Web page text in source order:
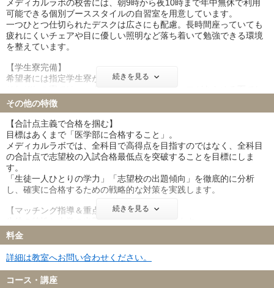
…講師と相談し、必要に応じて学習スケジュールを調整します。
また、志望校の変更が生じた場合はカリキュラムの修正を行いま
す。
④講義報告書作成
に保護者の方にお届けします。
…願書の書き方や大学への提出状況、スケジュールなどを随時確
認し、願書提出が完了するまでしっかりとサポート願書の書き方指
導、大学への提出完了までのフォロー
メディカルラボの校舎には、朝9時から夜10時まで年中無休で利用
可能できる個別ブーススタイルの自習室を用意しています。
一つひとつ仕切られたデスクは広さにも配慮。長時間座っていても
疲れにくいチェアや目に優しい照明など落ち着いて勉強できる環境
を整えています。
【学生寮完備】
希望者には指定学生寮が用意されています。
っかりとサポートします。
・朝夕2食付…栄養士が考えた手作りの食事を提供します
・設備充実…居室には必要な家具が揃っており、初日から快適な生
活をスタートすることができます。
また、ランドリーコーナー等の各種設備も整っています。
※設備の内容は寮により異なります。詳細はお問い合わせくださ
い。
続きを見る
その他の特徴
【合計点主義で合格を掴む】
目標はあくまで「医学部に合格すること」。
メディカルラボでは、全科目で高得点を目指すのではなく、全科目
の合計点で志望校の入試合格最低点を突破することを目標にしま
す。
「生徒一人ひとりの学力」「志望校の出題傾向」を徹底的に分析
し、確実に合格するための戦略的な対策を実践します。
【マッチング指導＆重点校対策】
生徒が希望する志望校に加えて、相性がマッチする大学を受験校と
することで、医学部への合格可能性を高めます。
また、相性の良い大学を「重点校」とし、重点校の出題傾向に的を
絞った対策を直前期に徹底的に行います。
続きを見る
料金
詳細は教室へお問い合わせください。
コース・講座